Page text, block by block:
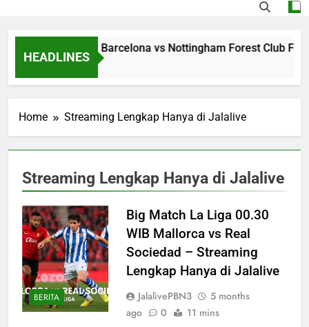
HEADLINES
Streaming Jalalive Barcelona vs Nottingham Forest Club
2 Hours Ago
Home Streaming Lengkap Hanya di Jalalive
Streaming Lengkap Hanya di Jalalive
BERITA
Big Match La Liga 00.30
WIB Mallorca vs Real
Sociedad – Streaming
Lengkap Hanya di Jalalive
JalalivePBN3
5 months
ago
0 11 mins